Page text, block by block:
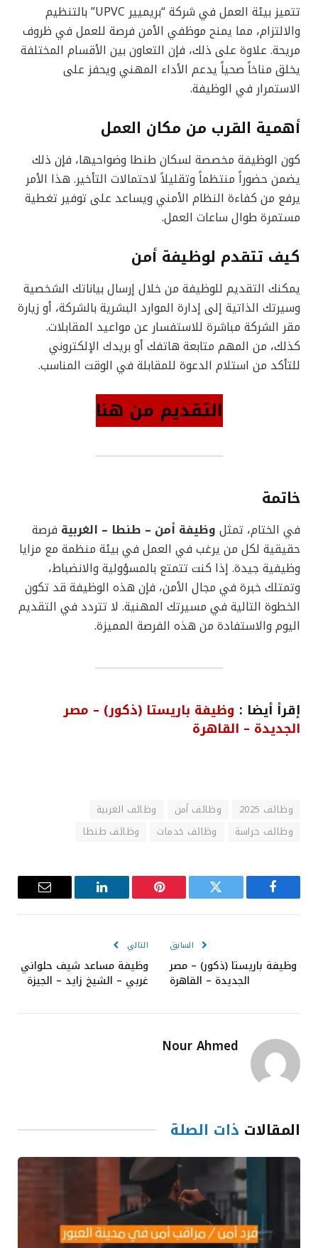
تتميز بيئة العمل في شركة “بريميير UPVC” بالتنظيم
والالتزام، مما يمنح موظفي الأمن فرصة للعمل في ظروف
مريحة. علاوة على ذلك، فإن التعاون بين الأقسام المختلفة
يخلق مناخاً صحياً يدعم الأداء المهني ويحفز على
الاستمرار في الوظيفة.
أهمية القرب من مكان العمل
كون الوظيفة مخصصة لسكان طنطا وضواحيها، فإن ذلك
يضمن حضوراً منتظماً وتقليلاً لاحتمالات التأخير. هذا الأمر
يرفع من كفاءة النظام الأمني ويساعد على توفير تغطية
مستمرة طوال ساعات العمل.
كيف تتقدم لوظيفة أمن
يمكنك التقديم للوظيفة من خلال إرسال بياناتك الشخصية
وسيرتك الذاتية إلى إدارة الموارد البشرية بالشركة، أو زيارة
مقر الشركة مباشرة للاستفسار عن مواعيد المقابلات.
كذلك، من المهم متابعة هاتفك أو بريدك الإلكتروني
للتأكد من استلام الدعوة للمقابلة في الوقت المناسب.
التقديم من هنا
خاتمة
في الختام، تمثل وظيفة أمن – طنطا – الغربية فرصة
حقيقية لكل من يرغب في العمل في بيئة منظمة مع مزايا
وظيفية جيدة. إذا كنت تتمتع بالمسؤولية والانضباط،
وتمتلك خبرة في مجال الأمن، فإن هذه الوظيفة قد تكون
الخطوة التالية في مسيرتك المهنية. لا تتردد في التقديم
اليوم والاستفادة من هذه الفرصة المميزة.
إقرأ أيضا : وظيفة باريستا (ذكور) – مصر
الجديدة – القاهرة
وظائف 2025 وظائف أمن
وظائف الغربية
وظائف حراسة
وظائف خدمات وظائف طنطا
فيسبوك تويتر بينتيريست لينكدإن
البريد
السابق
وظيفة باريستا (ذكور) – مصر
الجديدة – القاهرة
التالي
وظيفة مساعد شيف حلواني
غربي – الشيخ زايد – الجيزة
Nour Ahmed
المقالات ذات الصلة